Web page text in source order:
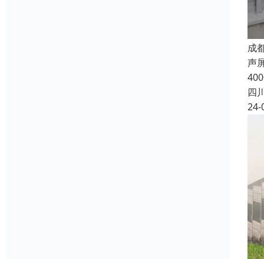
成
声
四
24-